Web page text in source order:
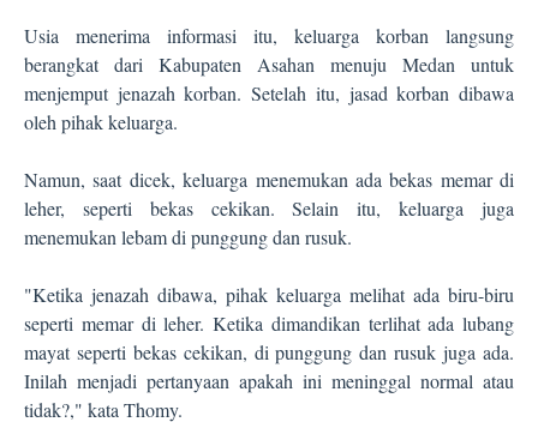
Usia menerima informasi itu, keluarga korban langsung
berangkat dari Kabupaten Asahan menuju Medan untuk
menjemput jenazah korban. Setelah itu, jasad korban dibawa
oleh pihak keluarga.
Namun, saat dicek, keluarga menemukan ada bekas memar di
leher, seperti bekas cekikan. Selain itu, keluarga juga
menemukan lebam di punggung dan rusuk.
"Ketika jenazah dibawa, pihak keluarga melihat ada biru-biru
seperti memar di leher. Ketika dimandikan terlihat ada lubang
mayat seperti bekas cekikan, di punggung dan rusuk juga ada.
Inilah menjadi pertanyaan apakah ini meninggal normal atau
tidak?," kata Thomy.